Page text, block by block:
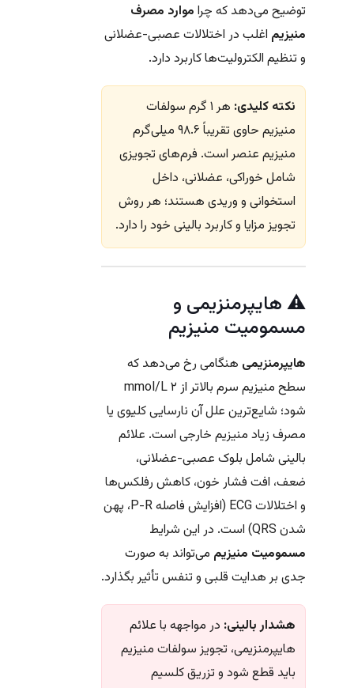
توضیح می‌دهد که چرا موارد مصرف
منیزیم اغلب در اختلالات عصبی-عضلانی
و تنظیم الکترولیت‌ها کاربرد دارد.
نکته کلیدی:
هر ۱ گرم سولفات
منیزیم حاوی تقریباً ۹۸.۶ میلی‌گرم
منیزیم عنصر است. فرم‌های تجویزی
شامل خوراکی، عضلانی، داخل
استخوانی و وریدی هستند؛ هر روش
تجویز مزایا و کاربرد بالینی خود را دارد.
⚠️ هایپرمنزیمی و
مسمومیت منیزیم
هایپرمنزیمی هنگامی رخ می‌دهد که
سطح منیزیم سرم بالاتر از ۲ mmol/L
شود؛ شایع‌ترین علل آن نارسایی کلیوی یا
مصرف زیاد منیزیم خارجی است. علائم
بالینی شامل بلوک عصبی-عضلانی،
ضعف، افت فشار خون، کاهش رفلکس‌ها
و اختلالات ECG (افزایش فاصله P-R، پهن
شدن QRS) است. در این شرایط
مسمومیت منیزیم می‌تواند به صورت
جدی بر هدایت قلبی و تنفس تأثیر بگذارد.
هشدار بالینی: در مواجهه با علائم
هایپرمنزیمی، تجویز سولفات منیزیم
باید قطع شود و تزریق کلسیم